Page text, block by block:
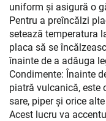
uniform și asigură o
Pentru a preîncălzi
setează temperatura
placa să se
înainte de a adăuga
Condimente: Înainte
piatră vulcanică, este
sare, piper și orice
Acest lucru va